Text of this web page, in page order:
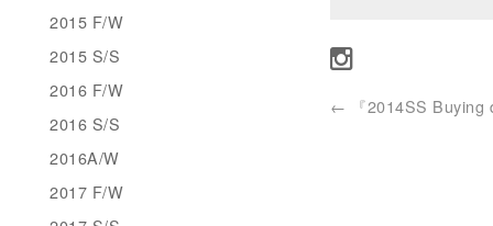
← 『2014SS
2015 F/W
2015 S/S
2016 F/W
2016 S/S
2016A/W
2017 F/W